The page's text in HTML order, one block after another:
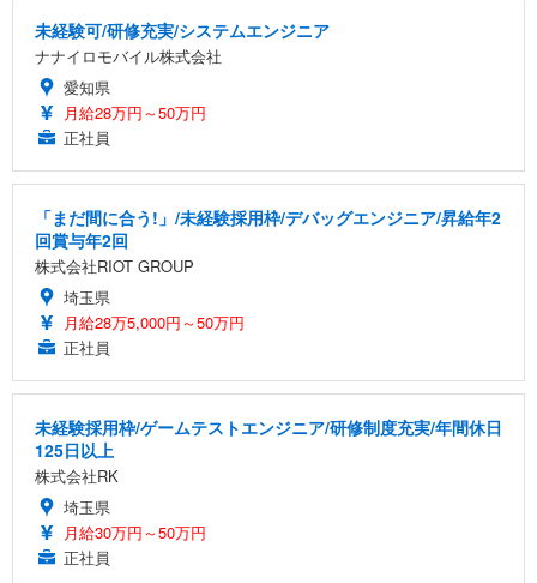
未経験可/研修充実/システムエンジニア
ナナイロモバイル株式会社
愛知県
月給28万円～50万円
正社員
「まだ間に合う!」/未経験採用枠/デバッグエンジニア/昇給年2
回賞与年2回
株式会社RIOT GROUP
埼玉県
月給28万5,000円～50万円
正社員
未経験採用枠/ゲームテストエンジニア/研修制度充実/年間休日
125日以上
株式会社RK
埼玉県
月給30万円～50万円
正社員